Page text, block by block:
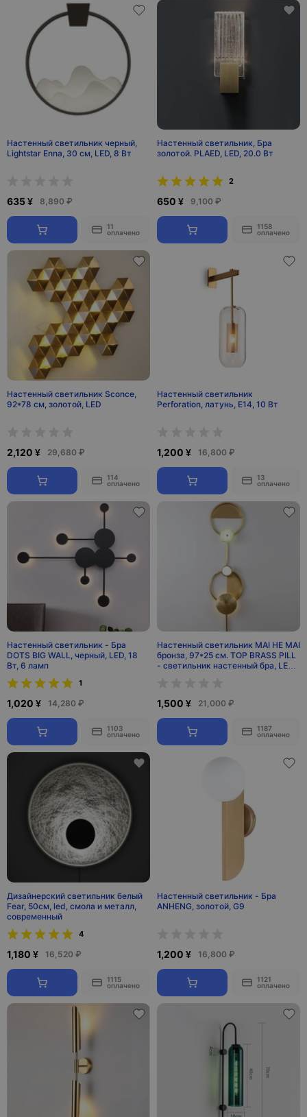
Настенный светильник черный,
Lightstar Enna, 30 см, LED, 8 Вт
635 ¥ 8,890 ₽
11
оплачено
Настенный светильник, Бра
золотой. PLAED, LED, 20.0 Вт
2
650 ¥ 9,100 ₽
1158
оплачено
Настенный светильник Sconce,
92*78 см, золотой, LED
2,120 ¥ 29,680 ₽
114
оплачено
Настенный светильник
Perforation, латунь, E14, 10 Вт
1,200 ¥ 16,800 ₽
13
оплачено
Настенный светильник - Бра
DOTS BIG WALL, черный, LED, 18
Вт, 6 ламп
1
1,020 ¥ 14,280 ₽
1103
оплачено
Настенный светильник MAI HE MAI
бронза, 97*25 см. TOP BRASS PILL
- cветильник настенный бра, LED,
1,500 ¥ 21,000 ₽
1187
оплачено
Дизайнерский светильник белый
Fear, 50см, led, смола и металл,
современный
4
1,180 ¥ 16,520 ₽
1115
оплачено
Настенный светильник - Бра
ANHENG, золотой, G9
1,200 ¥ 16,800 ₽
1121
оплачено